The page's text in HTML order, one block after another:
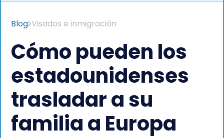
Blog Visados e inmigración
Cómo pueden los
estadounidenses
trasladar a su
familia a Europa